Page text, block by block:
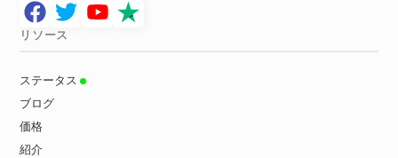
リソース
ステータス
ブログ
価格
紹介